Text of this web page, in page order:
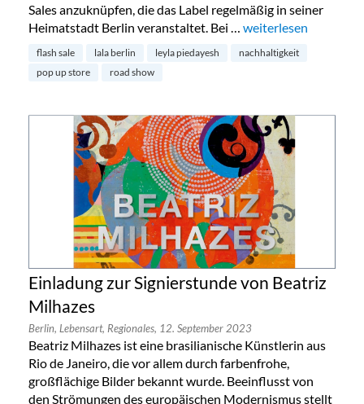
Sales anzuknüpfen, die das Label regelmäßig in seiner
Heimatstadt Berlin veranstaltet. Bei … „lala Berlin begibt
weiterlesen
flash sale lala berlin leyla piedayesh
nachhaltigkeit
pop up store
road show
Einladung zur Signierstunde von Beatriz
Milhazes
Berlin, Lebensart, Regionales, 12. September 2023
Beatriz Milhazes ist eine brasilianische Künstlerin aus
Rio de Janeiro, die vor allem durch farbenfrohe,
großflächige Bilder bekannt wurde. Beeinflusst von
den Strömungen des europäischen Modernismus stellt